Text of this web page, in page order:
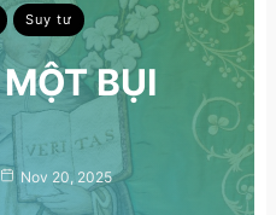
Suy tư
BỤI
Nov 20, 2025